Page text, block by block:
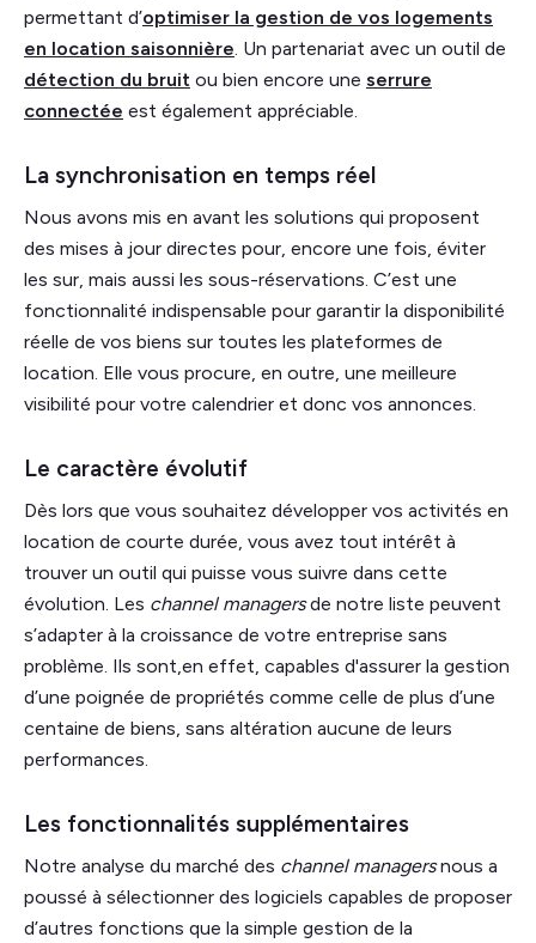
permettant d’optimiser la gestion de vos logements
en location saisonnière. Un partenariat avec un outil de
détection du bruit ou bien encore une serrure
connectée est également appréciable.
La synchronisation en temps réel
Nous avons mis en avant les solutions qui proposent
des mises à jour directes pour, encore une fois, éviter
les sur, mais aussi les sous-réservations. C’est une
fonctionnalité indispensable pour garantir la disponibilité
réelle de vos biens sur toutes les plateformes de
location. Elle vous procure, en outre, une meilleure
visibilité pour votre calendrier et donc vos annonces.
Le caractère évolutif
Dès lors que vous souhaitez développer vos activités en
location de courte durée, vous avez tout intérêt à
trouver un outil qui puisse vous suivre dans cette
évolution. Les channel managersde notre liste peuvent
s’adapter à la croissance de votre entreprise sans
problème. Ils sont,en effet, capables d'assurer la gestion
d’une poignée de propriétés comme celle de plus d’une
centaine de biens, sans altération aucune de leurs
performances.
Les fonctionnalités supplémentaires
Notre analyse du marché des channel managersnous a
poussé à sélectionner des logiciels capables de proposer
d’autres fonctions que la simple gestion de la